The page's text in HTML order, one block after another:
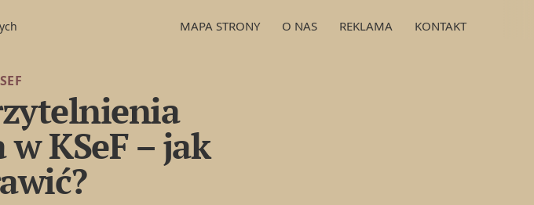
MAPA STRONY O NAS REKLAMA KONTAKT
KSeF – jak